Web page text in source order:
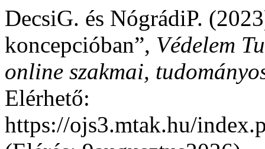
DecsiG. és NógrádiP.
koncepcióban”, Védelem
online szakmai,
Elérhető:
https://ojs3.mtak.hu/